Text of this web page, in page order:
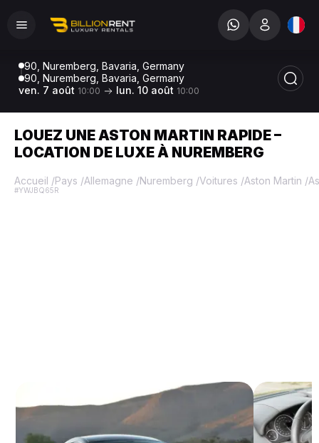
90, Nuremberg, Bavaria, Germany
90, Nuremberg, Bavaria, Germany
ven. 7 août 10:00 lun. 10 août 10:00
LOUEZ UNE ASTON MARTIN RAPIDE –
LOCATION DE LUXE À NUREMBERG
Accueil /Pays /Allemagne /Nuremberg /Voitures /Aston Martin /
#YWJBQ65R